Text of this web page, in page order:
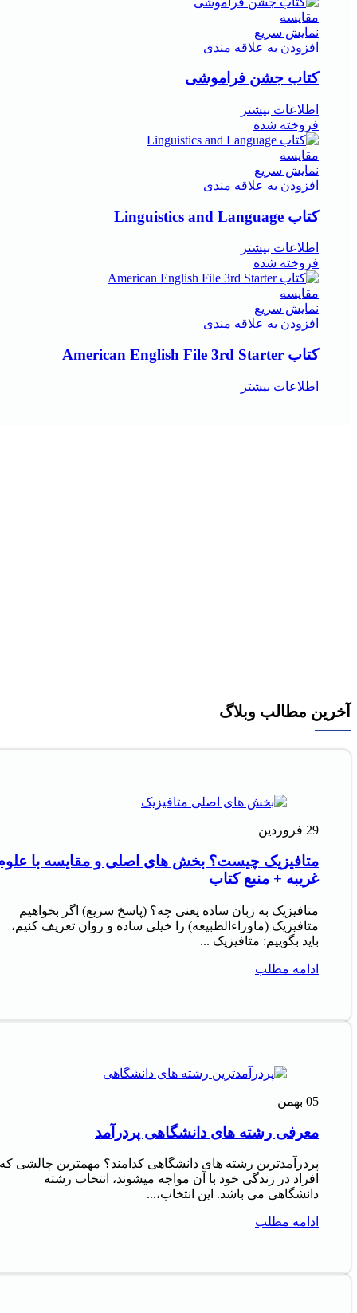
مقايسه
نمایش سریع
افزودن به علاقه مندی
کتاب جشن فراموشی
اطلاعات بیشتر
فروخته شده
مقايسه
نمایش سریع
افزودن به علاقه مندی
کتاب Linguistics and Language
اطلاعات بیشتر
فروخته شده
مقايسه
نمایش سریع
افزودن به علاقه مندی
کتاب American English File 3rd Starter
اطلاعات بیشتر
آخرین مطالب وبلاگ
29 فروردین
متافیزیک چیست؟ بخش های اصلی و مقایسه با
غریبه + منبع کتاب
متافیزیک به زبان ساده یعنی چه؟ (پاسخ سریع) اگر بخواهیم
متافیزیک (ماوراءالطبیعه) را خیلی ساده و روان تعریف کنیم،
باید بگوییم: متافیزیک ...
ادامه مطلب
05 بهمن
معرفی رشته های دانشگاهی پردرآمد
پردرآمدترین رشته های دانشگاهی کدامند؟ مهمترین چالشی که
افراد در زندگی خود با آن مواجه میشوند، انتخاب رشته
دانشگاهی می باشد. این انتخاب،...
ادامه مطلب